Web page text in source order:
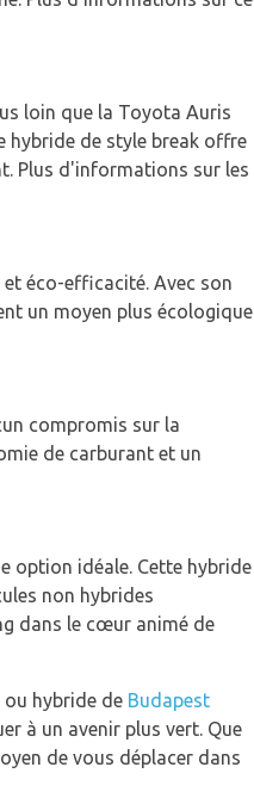
loin que la Toyota Auris
hybride de style break offre
Plus d'informations sur les
éco-efficacité. Avec son
un moyen plus écologique
compromis sur la
de carburant et un
option idéale. Cette hybride
non hybrides
dans le cœur animé de
hybride de Budapest
à un avenir plus vert. Que
de vous déplacer dans